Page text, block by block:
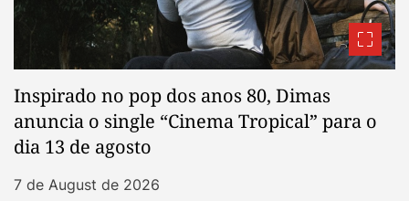
Inspirado no pop dos anos 80, Dimas
anuncia o single “Cinema Tropical” para o
dia 13 de agosto
7 de August de 2026